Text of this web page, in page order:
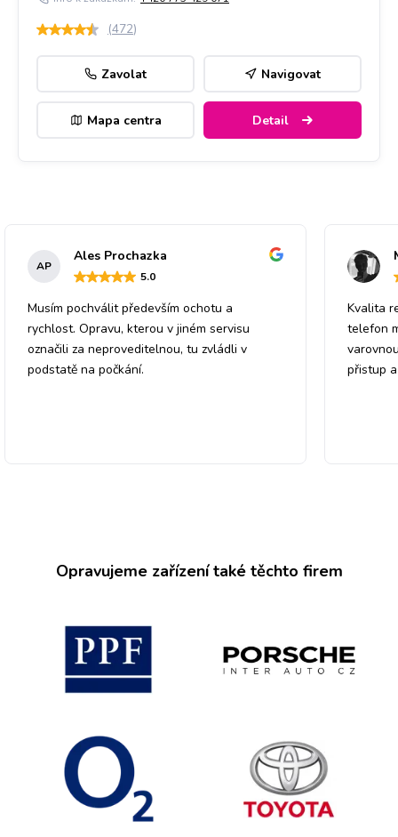
(472)
Zavolat Navigovat
Mapa centra Detail
AP
Ales Prochazka
5.0
Musím pochválit především ochotu a
rychlost. Opravu, kterou v jiném servisu
označili za neproveditelnou, tu zvládli v
podstatě na počkání.
Kvalita
telefon
přistup
Opravujeme zařízení také těchto firem